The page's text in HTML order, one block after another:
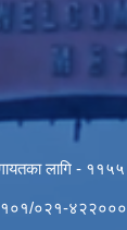
लागि - ११५५
१०१/०२१-४२२०००